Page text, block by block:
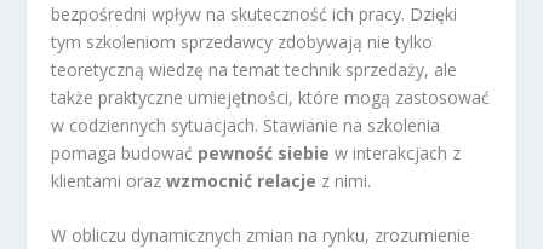
bezpośredni wpływ na skuteczność ich pracy. Dzięki
tym szkoleniom sprzedawcy zdobywają nie tylko
teoretyczną wiedzę na temat technik sprzedaży, ale
także praktyczne umiejętności, które mogą zastosować
w codziennych sytuacjach. Stawianie na szkolenia
pomaga budować pewność siebie w interakcjach z
klientami orazwzmocnić relacje z nimi.
W obliczu dynamicznych zmian na rynku, zrozumienie